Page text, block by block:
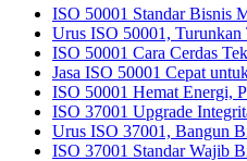
ISO 50001 Standar Bisnis
Urus ISO 50001, Turunkan
ISO 50001 Cara Cerdas
Jasa ISO 50001 Cepat
ISO 50001 Hemat Energi,
ISO 37001 Upgrade
Urus ISO 37001, Bangun
ISO 37001 Standar Wajib